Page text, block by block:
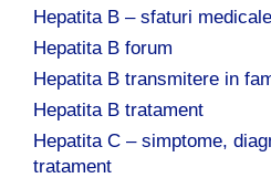
Hepatita B – sfaturi medicale
Hepatita B forum
Hepatita B transmitere in
Hepatita B tratament
Hepatita C – simptome,
tratament